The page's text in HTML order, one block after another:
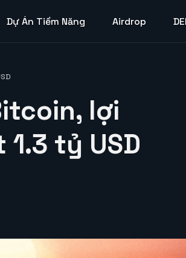
Dự Án Tiềm Năng Airdrop
lợi
tỷ USD